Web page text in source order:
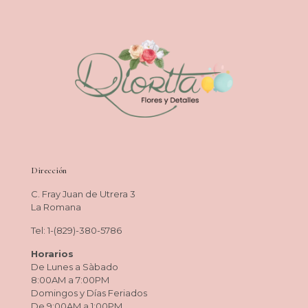
Dirección
C. Fray Juan de Utrera 3
La Romana
Tel: 1-(829)-380-5786
Horarios
De Lunes a Sàbado
8:00AM a 7:00PM
Domingos y Días Feriados